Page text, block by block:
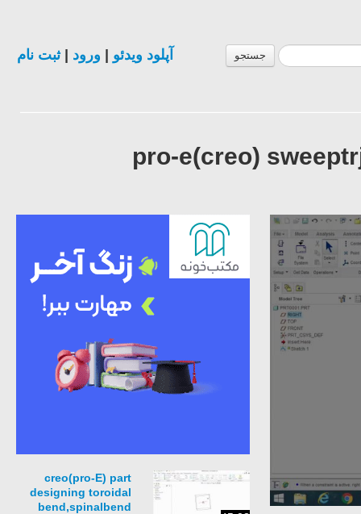
جستجو آپلود ویدئو| ورود| ثبت نام
pro-e(creo)
creo(pro-E) part
designing toroidal
bend,spinalbend